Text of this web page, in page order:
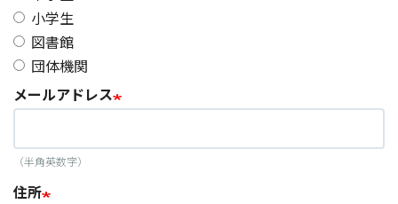
小学生
図書館
団体機関
メールアドレス
（半角英数字）
住所